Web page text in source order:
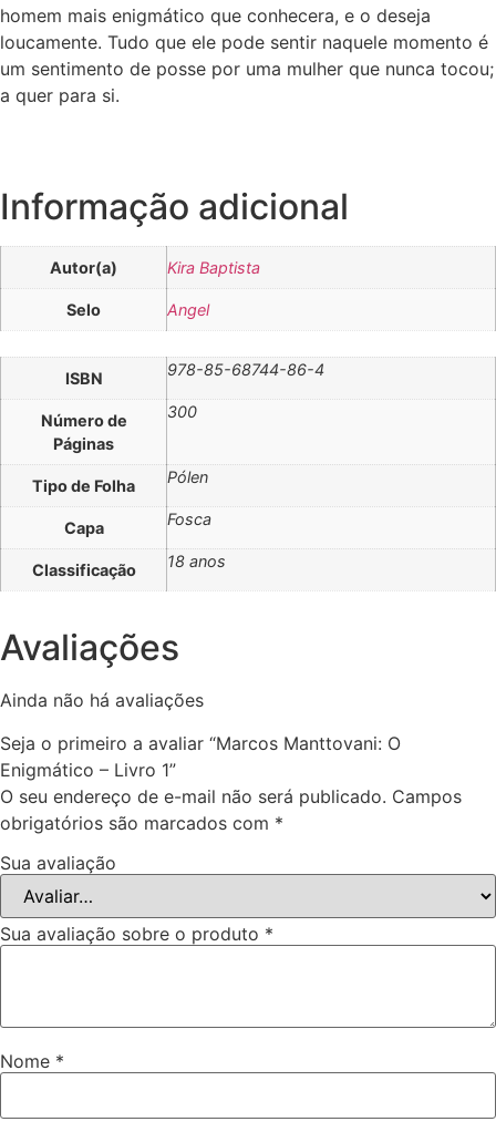
homem mais enigmático que conhecera, e o deseja
loucamente. Tudo que ele pode sentir naquele momento é
um sentimento de posse por uma mulher que nunca tocou;
a quer para si.
Informação adicional
Autor(a) Kira Baptista
Selo Angel
ISBN 978-85-68744-86-4
Número de
Páginas
300
Tipo de Folha Pólen
Capa Fosca
Classificação 18 anos
Avaliações
Ainda não há avaliações
Seja o primeiro a avaliar “Marcos Manttovani: O
Enigmático – Livro 1”
O seu endereço de e-mail não será publicado. Campos
obrigatórios são marcados com *
Sua avaliação
Sua avaliação sobre o produto *
Nome *